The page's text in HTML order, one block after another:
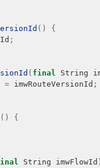
()
{
;
( final String
= imwRouteVersionId ;
()
{
String imwFlowId